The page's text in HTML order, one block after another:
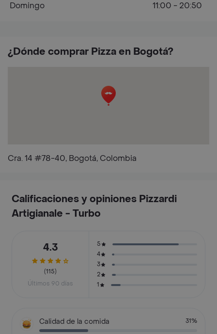
¿Dónde comprar Pizza en Bogotá?
Cra. 14 #78-40, Bogotá, Colombia
Domingo
11:00 - 20:50
Calificaciones y opiniones Pizzardi
Artigianale - Turbo
4.3
(115)
Últimos 90 días
5
4
3
2
1
Calidad de la comida 31%